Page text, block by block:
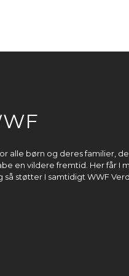
alle børn og deres familier,
en vildere fremtid. Her får I
så støtter I samtidigt WWF